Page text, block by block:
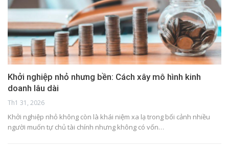
Khởi nghiệp nhỏ nhưng bền: Cách xây mô hình kinh
doanh lâu dài
Th1 31, 2026
Khởi nghiệp nhỏ không còn là khái niệm xa lạ trong bối cảnh nhiều
người muốn tự chủ tài chính nhưng không có vốn…